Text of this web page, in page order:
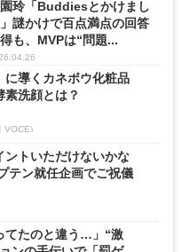
玲「Buddiesとかけまし
謎かけで百点満点の回答
も、MVPは“問題...
に導くカネボウ化粧品
素洗顔とは？
VOCE)
ントいただけないかな
テン就任企画でご祝儀
てたのと違う…」“激